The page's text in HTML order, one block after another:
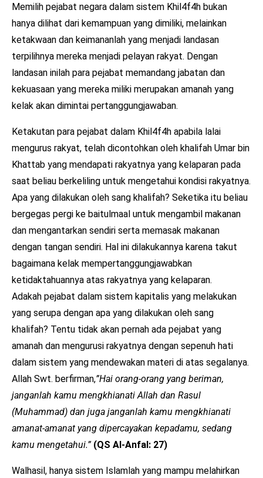
Memilih pejabat negara dalam sistem Khil4f4h bukan
hanya dilihat dari kemampuan yang dimiliki, melainkan
ketakwaan dan keimananlah yang menjadi landasan
terpilihnya mereka menjadi pelayan rakyat. Dengan
landasan inilah para pejabat memandang jabatan dan
kekuasaan yang mereka miliki merupakan amanah yang
kelak akan dimintai pertanggungjawaban.
Ketakutan para pejabat dalam Khil4f4h apabila lalai
mengurus rakyat, telah dicontohkan oleh khalifah Umar bin
Khattab yang mendapati rakyatnya yang kelaparan pada
saat beliau berkeliling untuk mengetahui kondisi rakyatnya.
Apa yang dilakukan oleh sang khalifah? Seketika itu beliau
bergegas pergi ke baitulmaal untuk mengambil makanan
dan mengantarkan sendiri serta memasak makanan
dengan tangan sendiri. Hal ini dilakukannya karena takut
bagaimana kelak mempertanggungjawabkan
ketidaktahuannya atas rakyatnya yang kelaparan.
Adakah pejabat dalam sistem kapitalis yang melakukan
yang serupa dengan apa yang dilakukan oleh sang
khalifah? Tentu tidak akan pernah ada pejabat yang
amanah dan mengurusi rakyatnya dengan sepenuh hati
dalam sistem yang mendewakan materi di atas segalanya.
Allah Swt. berfirman,”Hai orang-orang yang beriman,
janganlah kamu mengkhianati Allah dan Rasul
(Muhammad) dan juga janganlah kamu mengkhianati
amanat-amanat yang dipercayakan kepadamu, sedang
kamu mengetahui.” (QS Al-Anfal: 27)
Walhasil, hanya sistem Islamlah yang mampu melahirkan